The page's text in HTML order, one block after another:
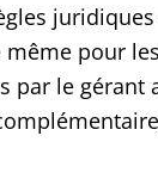
même pour les
par le gérant